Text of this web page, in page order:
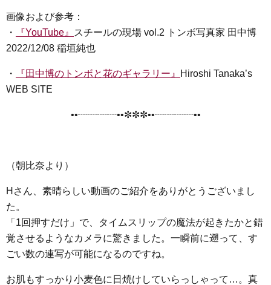
画像および参考：
・
『YouTube』
スチールの現場 vol.2 トンボ写真家 田中博
2022/12/08 稲垣純也
・ 『田中博のトンボと花のギャラリー』
Hiroshi Tanaka’s
WEB SITE
••┈┈┈┈••✼✼✼••┈┈┈┈••
（朝比奈より）
Hさん、素晴らしい動画のご紹介をありがとうございまし
た。
「1回押すだけ」で、タイムスリップの魔法が起きたかと錯
覚させるようなカメラに驚きました。一瞬前に遡って、す
ごい数の連写が可能になるのですね。
お肌もすっかり小麦色に日焼けしていらっしゃって…。真